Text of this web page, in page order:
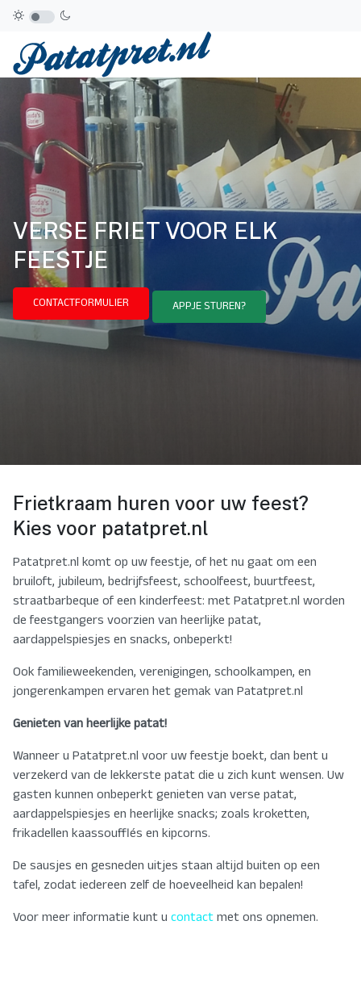
VERSE FRIET VOOR ELK
FEESTJE
CONTACTFORMULIER APPJE STUREN?
Frietkraam huren voor uw feest?
Kies voor patatpret.nl
Patatpret.nl komt op uw feestje, of het nu gaat om een
bruiloft, jubileum, bedrijfsfeest, schoolfeest, buurtfeest,
straatbarbeque of een kinderfeest: met Patatpret.nl worden
de feestgangers voorzien van heerlijke patat,
aardappelspiesjes en snacks, onbeperkt!
Ook familieweekenden, verenigingen, schoolkampen, en
jongerenkampen ervaren het gemak van Patatpret.nl
Genieten van heerlijke patat!
Wanneer u Patatpret.nl voor uw feestje boekt, dan bent u
verzekerd van de lekkerste patat die u zich kunt wensen. Uw
gasten kunnen onbeperkt genieten van verse patat,
aardappelspiesjes en heerlijke snacks; zoals kroketten,
frikadellen kaassoufflés en kipcorns.
De sausjes en gesneden uitjes staan altijd buiten op een
tafel, zodat iedereen zelf de hoeveelheid kan bepalen!
Voor meer informatie kunt ucontactmet ons opnemen.